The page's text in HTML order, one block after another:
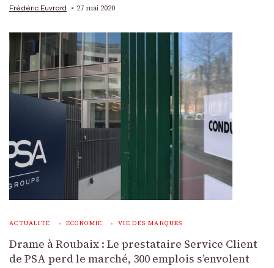
Frédéric Euvrard 27 mai 2020
ACTUALITÉ ECONOMIE VIE DES MARQUES
Drame à Roubaix : Le prestataire Service Client
de PSA perd le marché, 300 emplois s’envolent